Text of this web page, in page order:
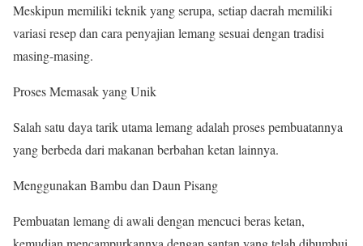
Meskipun memiliki teknik yang serupa, setiap daerah memiliki
variasi resep dan cara penyajian lemang sesuai dengan tradisi
masing-masing.
Proses Memasak yang Unik
Salah satu daya tarik utama lemang adalah proses pembuatannya
yang berbeda dari makanan berbahan ketan lainnya.
Menggunakan Bambu dan Daun Pisang
Pembuatan lemang di awali dengan mencuci beras ketan,